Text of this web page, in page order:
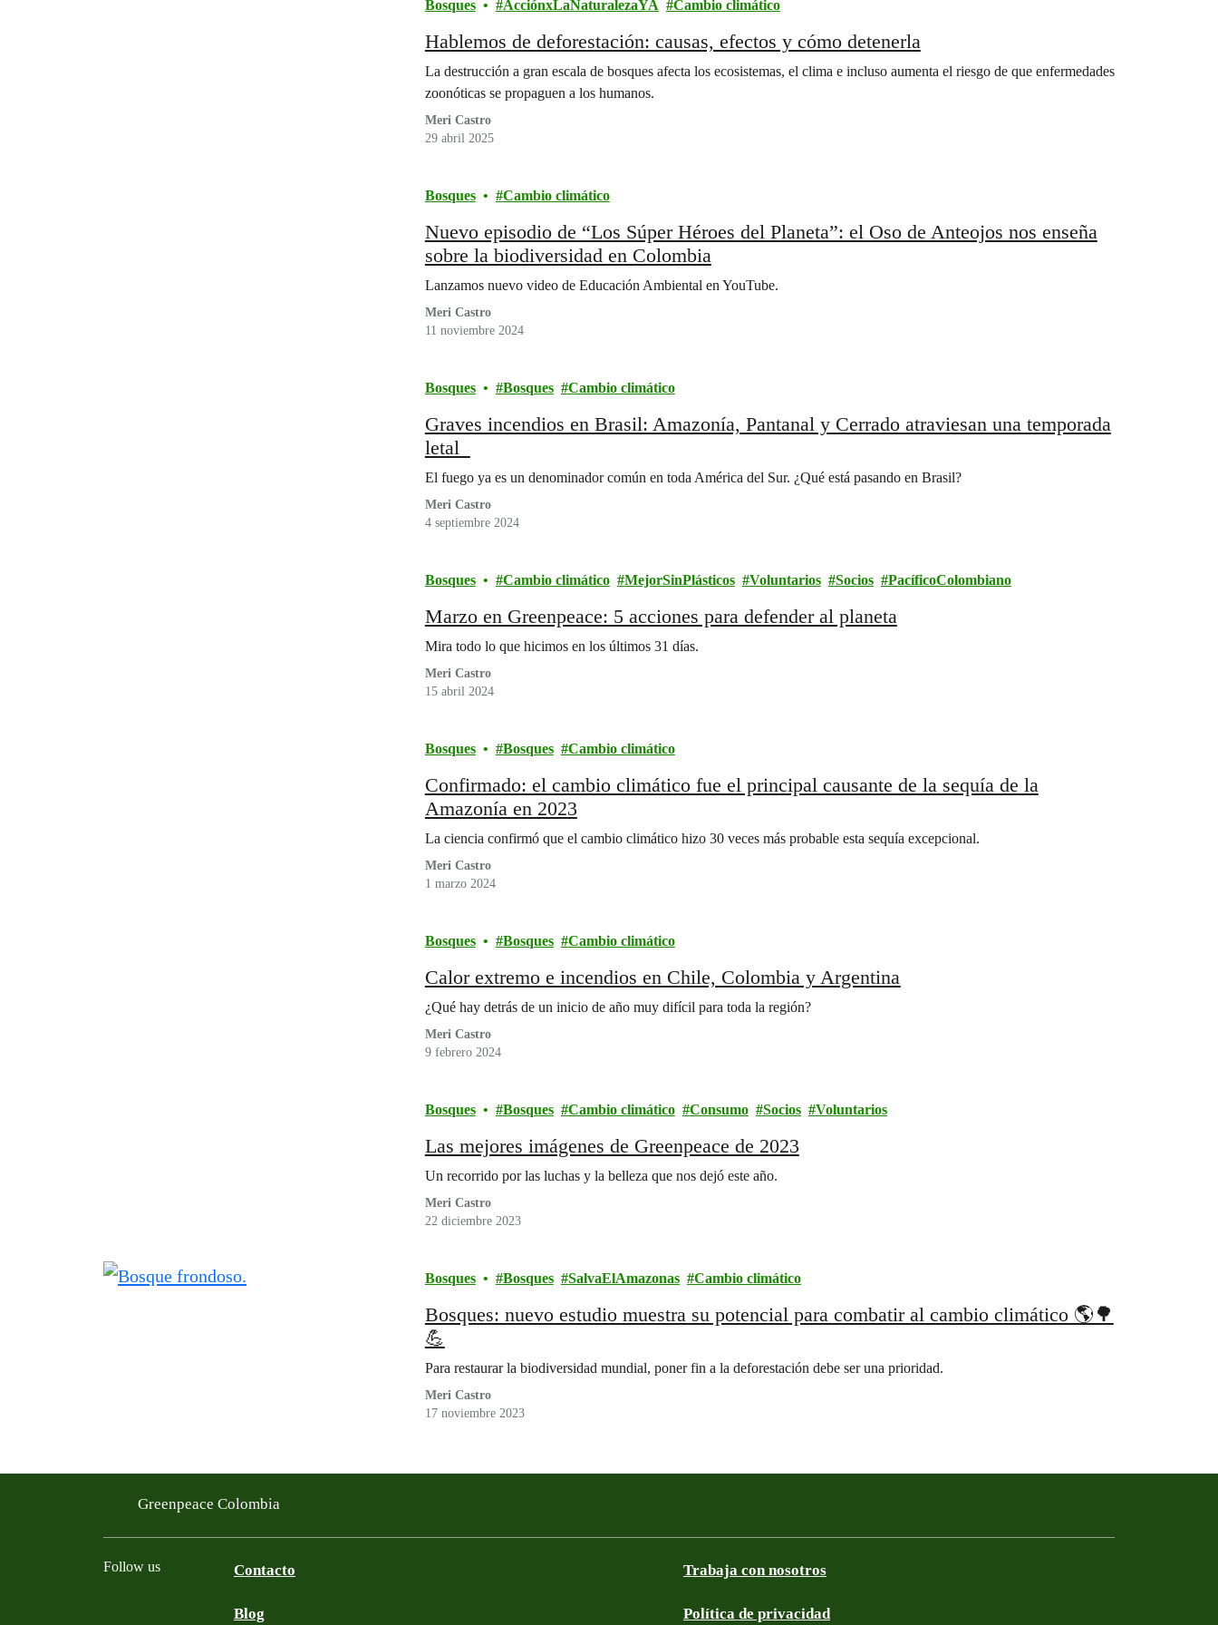
Bosques AcciónxLaNaturalezaYA Cambio climático
Hablemos de deforestación: causas, efectos y cómo detenerla
La destrucción a gran escala de bosques afecta los ecosistemas, el clima e incluso aumenta el riesgo de que enfermedades
zoonóticas se propaguen a los humanos.
Meri Castro
29 abril 2025
Bosques Cambio climático
Nuevo episodio de “Los Súper Héroes del Planeta”: el Oso de Anteojos nos enseña
sobre la biodiversidad en Colombia
Lanzamos nuevo video de Educación Ambiental en YouTube.
Meri Castro
11 noviembre 2024
Bosques Bosques Cambio climático
Graves incendios en Brasil: Amazonía, Pantanal y Cerrado atraviesan una temporada
letal
El fuego ya es un denominador común en toda América del Sur. ¿Qué está pasando en Brasil?
Meri Castro
4 septiembre 2024
Bosques Cambio climático MejorSinPlásticos Voluntarios Socios PacíficoColombiano
Marzo en Greenpeace: 5 acciones para defender al planeta
Mira todo lo que hicimos en los últimos 31 días.
Meri Castro
15 abril 2024
Bosques Bosques Cambio climático
Confirmado: el cambio climático fue el principal causante de la sequía de la
Amazonía en 2023
La ciencia confirmó que el cambio climático hizo 30 veces más probable esta sequía excepcional.
Meri Castro
1 marzo 2024
Bosques Bosques Cambio climático
Calor extremo e incendios en Chile, Colombia y Argentina
¿Qué hay detrás de un inicio de año muy difícil para toda la región?
Meri Castro
9 febrero 2024
Bosques Bosques Cambio climático Consumo Socios Voluntarios
Las mejores imágenes de Greenpeace de 2023
Un recorrido por las luchas y la belleza que nos dejó este año.
Meri Castro
22 diciembre 2023
Bosques Bosques SalvaElAmazonas Cambio climático
Bosques: nuevo estudio muestra su potencial para combatir al cambio climático 🌎🌳
💪
Para restaurar la biodiversidad mundial, poner fin a la deforestación debe ser una prioridad.
Meri Castro
17 noviembre 2023
Greenpeace Colombia
Follow us Contacto
Blog
Trabaja con nosotros
Política de privacidad